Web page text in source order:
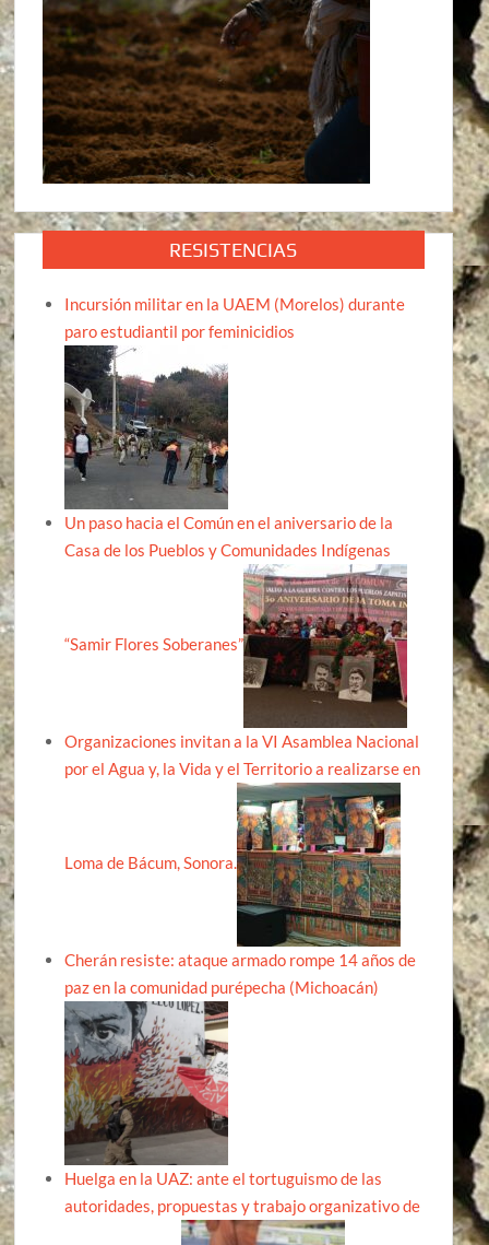
RESISTENCIAS
Incursión militar en la UAEM (Morelos) durante
paro estudiantil por feminicidios
Un paso hacia el Común en el aniversario de la
Casa de los Pueblos y Comunidades Indígenas
“Samir Flores Soberanes”
Organizaciones invitan a la VI Asamblea Nacional
por el Agua y, la Vida y el Territorio a realizarse en
Loma de Bácum, Sonora.
Cherán resiste: ataque armado rompe 14 años de
paz en la comunidad purépecha (Michoacán)
Huelga en la UAZ: ante el tortuguismo de las
autoridades, propuestas y trabajo organizativo de